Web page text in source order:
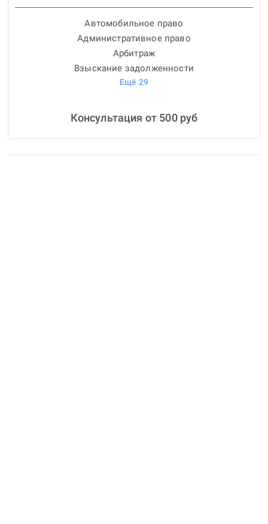
Автомобильное право
Административное право
Арбитраж
Взыскание задолженности
Ещё 29
Консультация от 500руб